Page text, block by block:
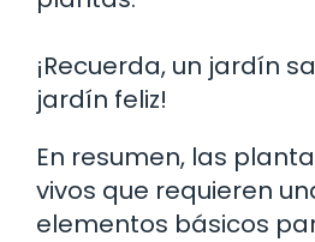
¡Recuerda, un jardín
jardín feliz!
En resumen, las
vivos que requieren
elementos básicos